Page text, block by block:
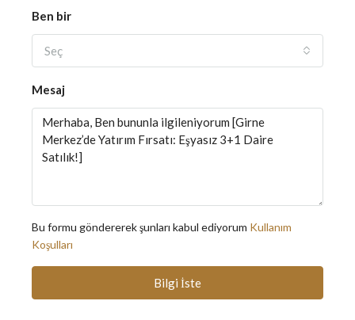
Ben bir
Seç
Mesaj
Bu formu göndererek şunları kabul ediyorum Kullanım
Koşulları
Bilgi İste